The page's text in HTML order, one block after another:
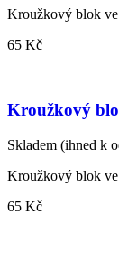
Kroužkový blok
65 Kč
Kroužkový
Skladem (ihned k
Kroužkový blok
65 Kč